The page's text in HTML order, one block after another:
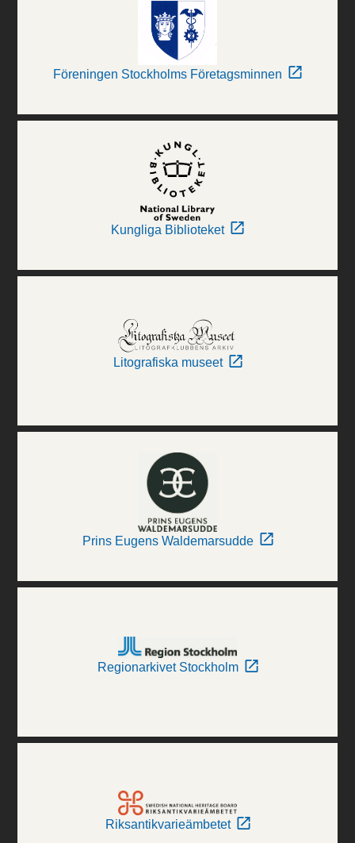
Föreningen Stockholms Företagsminnen
Kungliga Biblioteket
Litografiska museet
Prins Eugens Waldemarsudde
Regionarkivet Stockholm
Riksantikvarieämbetet